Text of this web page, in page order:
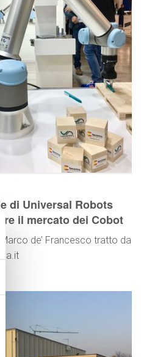
di Universal Robots
il mercato dei Cobot
de’ Francesco tratto da